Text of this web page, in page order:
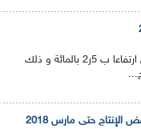
أعلن الديوان الوطني للإحصائيات أن قطاع إنتاج المحروقات سجل ارتفاعا ب 5ر2 بالمائة و ذلك
حتى مارس 2018